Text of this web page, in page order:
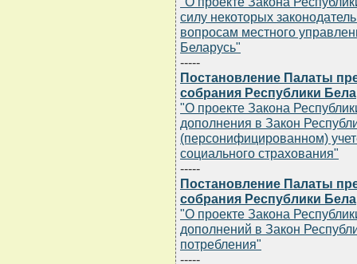
силу некоторых
вопросам местного
Беларусь"
-----
Постановление Палаты
собрания Республики
"О проекте Закона
дополнения в Закон
(персонифицированном)
социального страхования"
-----
Постановление Палаты
собрания Республики
"О проекте Закона
дополнений в Закон
потребления"
-----